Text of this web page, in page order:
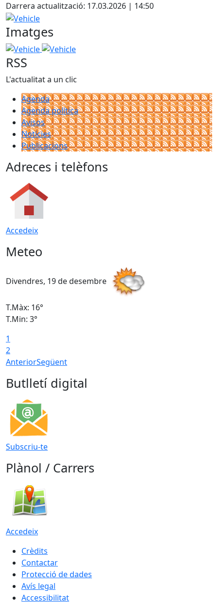
Darrera actualització: 17.03.2026 | 14:50
Vehicle
Imatges
Vehicle Vehicle
RSS
L'actualitat a un clic
Agenda
Agenda política
Avisos
Notícies
Publicacions
Adreces i telèfons
Accedeix
Meteo
Divendres, 19 de desembre
T.Màx: 16°
T.Min: 3°
1
2
AnteriorSegüent
Butlletí digital
Subscriu-te
Plànol / Carrers
Accedeix
Crèdits
Contactar
Protecció de dades
Avís legal
Accessibilitat